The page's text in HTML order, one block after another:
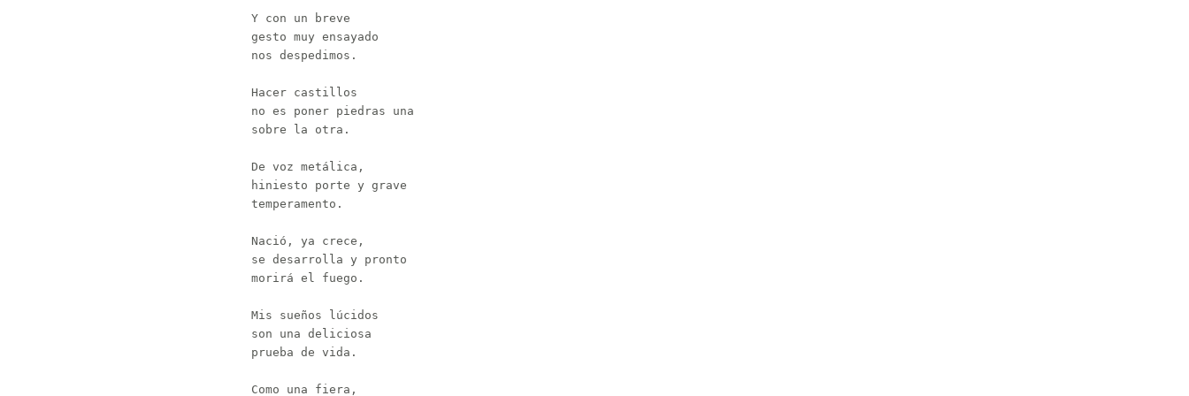
Y con un breve
gesto muy ensayado
nos despedimos.
Hacer castillos
no es poner piedras una
sobre la otra.
De voz metálica,
hiniesto porte y grave
temperamento.
Nació, ya crece,
se desarrolla y pronto
morirá el fuego.
Mis sueños lúcidos
son una deliciosa
prueba de vida.
Como una fiera,